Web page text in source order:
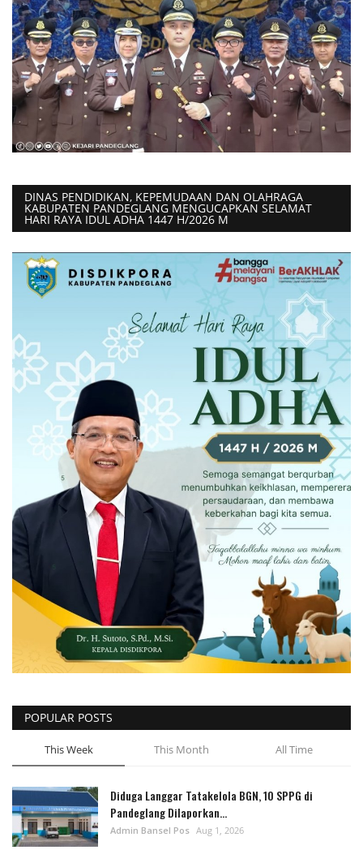
DINAS PENDIDIKAN, KEPEMUDAAN DAN OLAHRAGA
KABUPATEN PANDEGLANG MENGUCAPKAN SELAMAT
HARI RAYA IDUL ADHA 1447 H/2026 M
POPULAR POSTS
This Week This Month All Time
Diduga Langgar Tatakelola BGN, 10 SPPG di
Pandeglang Dilaporkan...
Admin Bansel Pos Aug 1, 2026